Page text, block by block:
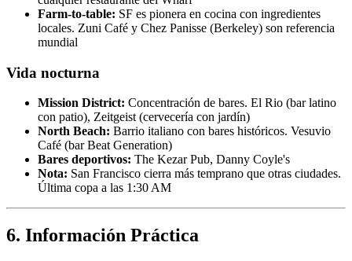
Farm-to-table: SF es pionera en cocina con ingredientes
locales. Zuni Café y Chez Panisse (Berkeley) son referencia
mundial
Vida nocturna
Mission District: Concentración de bares. El Rio (bar latino
con patio), Zeitgeist (cervecería con jardín)
North Beach: Barrio italiano con bares históricos. Vesuvio
Café (bar Beat Generation)
Bares deportivos: The Kezar Pub, Danny Coyle's
Nota: San Francisco cierra más temprano que otras ciudades.
Última copa a las 1:30 AM
6. Información Práctica